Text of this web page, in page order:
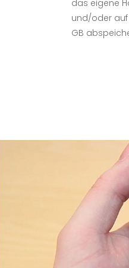
das eigene
und/oder auf
GB